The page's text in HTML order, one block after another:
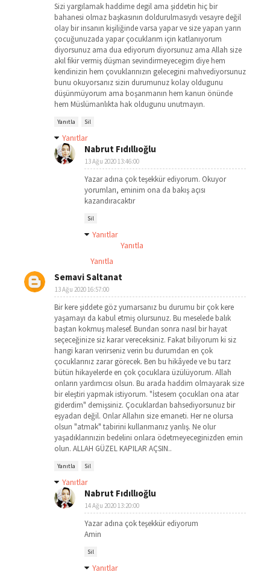
Sizi yargılamak haddime degil ama şiddetin hiç bir
bahanesi olmaz başkasının doldurulmasıydı vesayre değil
olay bir insanın kişiliğinde varsa yapar ve size yapan yarın
çocuğunuzada yapar çocuklarım için katlanıyorum
diyorsunuz ama dua ediyorum diyorsunuz ama Allah size
akıl fikir vermiş düşman sevindirmeyecegim diye hem
kendinizin hem çovuklarınızın gelecegini mahvediyorsunuz
bunu okuyorsanız sizin durumunuz kolay oldugunu
düşünmüyorum ama boşanmanın hem kanun önünde
hem Müslümanlıkta hak oldugunu unutmayın.
Yanıtla Sil
Yanıtlar
Nabrut Fıdıllıoğlu
13 Ağu 2020 13:46:00
Yazar adına çok teşekkür ediyorum. Okuyor
yorumları, eminim ona da bakış açısı
kazandıracaktır
Sil
Yanıtlar
Yanıtla
Yanıtla
Semavi Saltanat
13 Ağu 2020 16:57:00
Bir kere şiddete göz yumarsanız bu durumu bir çok kere
yaşamayı da kabul etmiş olursunuz. Bu meselede balık
baştan kokmuş malesef. Bundan sonra nasıl bir hayat
seçeceğinize siz karar vereceksiniz. Fakat biliyorum ki siz
hangi kararı verirseniz verin bu durumdan en çok
çocuklarınız zarar görecek. Ben bu hikâyede ve bu tarz
bütün hikayelerde en çok çocuklara üzülüyorum. Allah
onların yardımcısı olsun. Bu arada haddim olmayarak size
bir eleştiri yapmak istiyorum. "İstesem çocukları ona atar
giderdim" demişsiniz. Çocuklardan bahsediyorsunuz bir
eşyadan değil. Onlar Allahın size emaneti. Her ne olursa
olsun "atmak" tabirini kullanmanız yanlış. Ne olur
yaşadıklarınızin bedelini onlara ödetmeyeceginizden emin
olun. ALLAH GÜZEL KAPILAR AÇSIN..
Yanıtla Sil
Yanıtlar
Nabrut Fıdıllıoğlu
14 Ağu 2020 13:20:00
Yazar adına çok teşekkür ediyorum
Amin
Sil
Yanıtlar